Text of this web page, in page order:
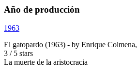
Año de producción
1963
El gatopardo (1963) - by Enrique Colmena,
3 / 5 stars
La muerte de la aristocracia